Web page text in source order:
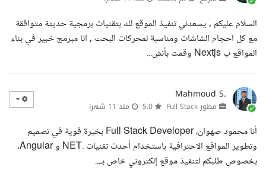
السلام عليكم , يسعدني تنفيذ الموقع لك بتقنيات برمجية حديثة متوافقة
مع كل احجام الشاشات ومناسبة لمحركات البحث , انا مبرمج خبير في بناء
المواقع ب Nextjs وقمت بأنش...
Mahmoud S.
مطور Full Stack منذ 11 شهرا
أنا محمود صهوان، Full Stack Developer بخبرة قوية في تصميم
وتطوير المواقع الاحترافية باستخدام أحدث تقنيات .NET و Angular.
بخصوص طلبكم لتنفيذ موقع إلكتروني خاص بـ...